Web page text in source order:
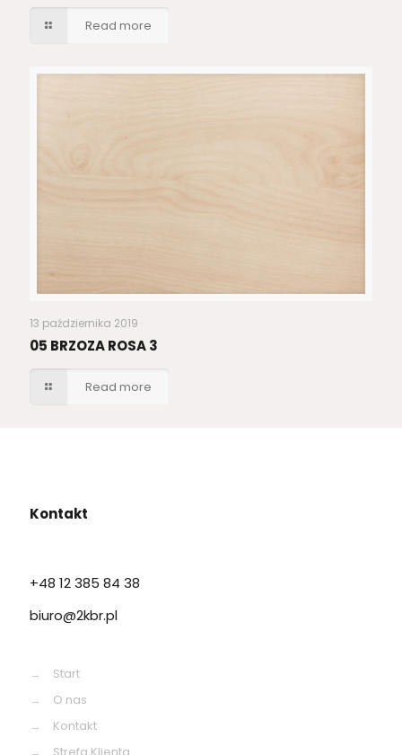
Read more
13 października 2019
05 BRZOZA ROSA 3
Read more
Kontakt
+48 12 385 84 38
biuro@2kbr.pl
→
Start
→
O nas
→
Kontakt